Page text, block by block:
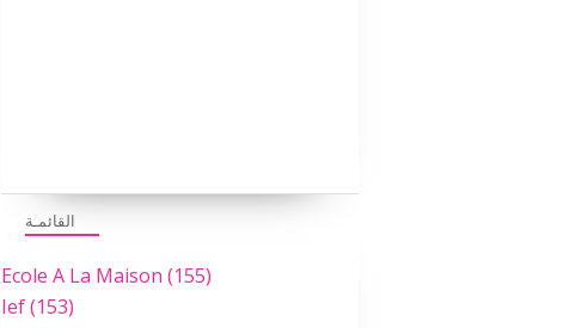
القائمـة
Ecole A La Maison (155)
Ief(153)